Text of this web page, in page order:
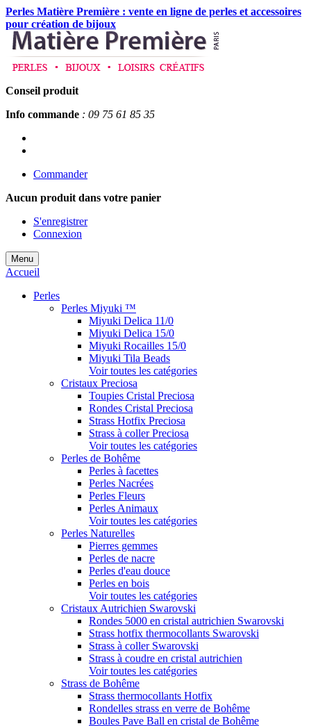
Perles Matière Première : vente en ligne de perles et accessoires
pour création de bijoux
Conseil produit
Info commande : 09 75 61 85 35
Commander
Aucun produit dans votre panier
S'enregistrer
Connexion
Menu
Accueil
Perles
Perles Miyuki ™
Miyuki Delica 11/0
Miyuki Delica 15/0
Miyuki Rocailles 15/0
Miyuki Tila Beads
Voir toutes les catégories
Cristaux Preciosa
Toupies Cristal Preciosa
Rondes Cristal Preciosa
Strass Hotfix Preciosa
Strass à coller Preciosa
Voir toutes les catégories
Perles de Bohême
Perles à facettes
Perles Nacrées
Perles Fleurs
Perles Animaux
Voir toutes les catégories
Perles Naturelles
Pierres gemmes
Perles de nacre
Perles d'eau douce
Perles en bois
Voir toutes les catégories
Cristaux Autrichien Swarovski
Rondes 5000 en cristal autrichien Swarovski
Strass hotfix thermocollants Swarovski
Strass à coller Swarovski
Strass à coudre en cristal autrichien
Voir toutes les catégories
Strass de Bohême
Strass thermocollants Hotfix
Rondelles strass en verre de Bohême
Boules Pave Ball en cristal de Bohême